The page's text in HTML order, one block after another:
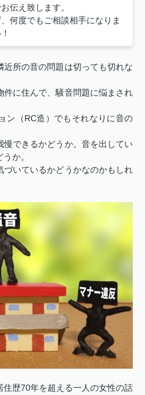
伝え致します。
何度でもご相談相手になりま
所の音の問題は切っても切れな
件に住んで、騒音問題に悩まされ
ン（RC造）でもそれなりに音の
できるかどうか。音を出してい
か。
づいているかどうかなのかもしれ
歴70年を超える一人の女性の話